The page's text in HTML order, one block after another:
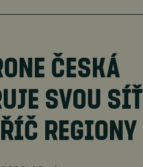
ČESKÁ
SVOU SÍŤ
REGIONY